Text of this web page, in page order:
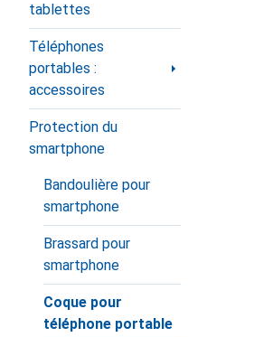
tablettes
Téléphones
portables :
accessoires
Protection du
smartphone
Bandoulière pour
smartphone
Brassard pour
smartphone
Coque pour
téléphone portable